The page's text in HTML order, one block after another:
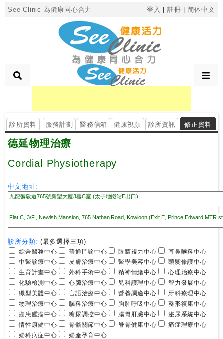
See Clinic 為健康同心合力 登入 註冊 简体中文
診
所
搜
尋
所
按
區
搜
尋
24
小
時
應
診
急
×
診所資料 服務計劃 醫務信箱 健康視頻 診所資訊 修正資料
德延物理治療
Cordial Physiotherapy
中文地址:
診所分類: (最多選擇三項)
綜合醫務中心 普通門診中心 眼睛視力中心
耳鼻喉科中心
中醫診療中心
皮膚治療中心 醫學美容中心
頭髮修護中心
生育計畫中心
外科手術中心 精神情緒中心
心理治療中心
化驗檢測中心
心臟治療中心 兒科護理中心
智力發展中心
纖型美體中心
言語治療中心 營養調適中心
牙科療理中心
物理治療中心
腦科治療中心 胸肺呼吸中心
整形復康中心
癌患腫瘤中心
糖尿調控中心 腸胃肝臟中心
泌尿系統中心
情性康健中心
骨骼關節中心 脊骨健康中心
痛症理療中心
婦科病症中心
婦產孕育中心